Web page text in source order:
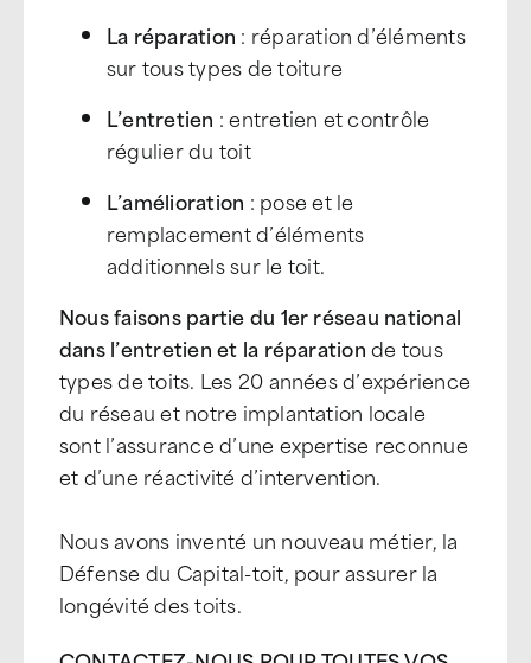
La réparation : réparation d’éléments
sur tous types de toiture
L’entretien : entretien et contrôle
régulier du toit
L’amélioration : pose et le
remplacement d’éléments
additionnels sur le toit.
Nous faisons partie du 1er réseau national
dans l’entretien et la réparationde tous
types de toits. Les 20 années d’expérience
du réseau et notre implantation locale
sont l’assurance d’une expertise reconnue
et d’une réactivité d’intervention.
Nous avons inventé un nouveau métier, la
Défense du Capital-toit, pour assurer la
longévité des toits.